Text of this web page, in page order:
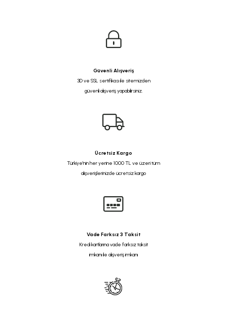
Güvenli Alışveriş
3D ve SSL sertifikası ile sitemizden
güvenli alışveriş yapabilirsiniz.
Ücretsiz Kargo
Türkiye'nin her yerine 1000 TL ve üzeri tüm
alışverişlerinizde ücretsiz kargo
Vade Farksız 3 Taksit
Kredi kartlarına vade farksız taksit
imkanı ile alışveriş imkanı